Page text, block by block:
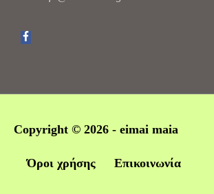
Copyright © 2026 - eimai maia
Όροι χρήσης Επικοινωνία